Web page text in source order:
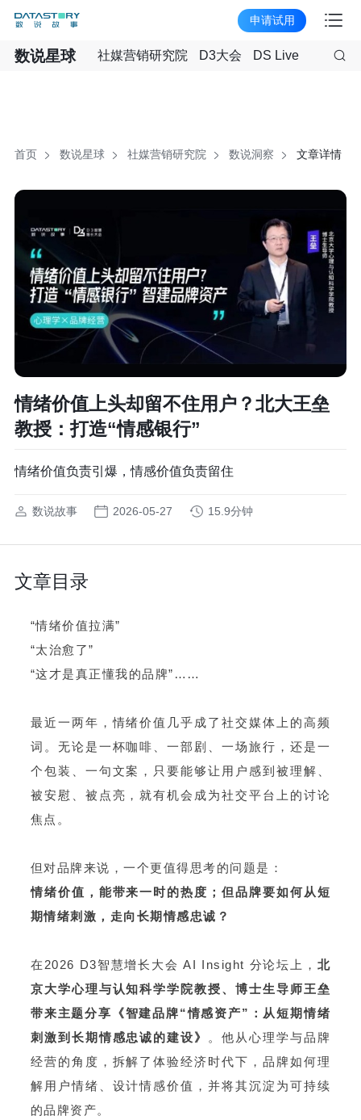
申请试用
数说星球 社媒营销研究院 D3大会 DS Live
首页 数说星球 社媒营销研究院 数说洞察 文章详情
情绪价值上头却留不住用户？北大王垒
教授：打造“情感银行”
情绪价值负责引爆，情感价值负责留住
数说故事 2026-05-27 15.9分钟
文章目录
“情绪价值拉满”
“太治愈了”
“这才是真正懂我的品牌”……
最近一两年，情绪价值几乎成了社交媒体上的高频
词。无论是一杯咖啡、一部剧、一场旅行，还是一
个包装、一句文案，只要能够让用户感到被理解、
被安慰、被点亮，就有机会成为社交平台上的讨论
焦点。
但对品牌来说，一个更值得思考的问题是：
情绪价值，能带来一时的热度； 但品牌要如何从短
期情绪刺激，走向长期情感忠诚？
在2026 D3智慧增长大会 AI Insight 分论坛上， 北
京大学心理与认知科学学院教授、博士生导师王垒
带来主题分享《智建品牌“情感资产”：从短期情绪
刺激到长期情感忠诚的建设》
。他从心理学与品牌
经营的角度，拆解了体验经济时代下，品牌如何理
解用户情绪、设计情感价值，并将其沉淀为可持续
的品牌资产。